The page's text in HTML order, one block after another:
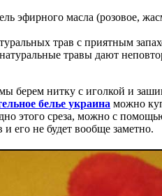
эфирного масла (розовое,
трав с приятным
травы дают
берем нитку с иголкой и
белье украина можно
этого среза, можно с
его не будет вообще заметно.